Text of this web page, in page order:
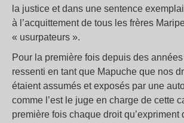
la justice et dans une sentence
à l’acquittement de tous les frères
« usurpateurs ».
Pour la première fois depuis des
ressenti en tant que Mapuche que nos
étaient assumés et exposés par une
comme l’est le juge en charge de cette
première fois chaque droit qu’expriment